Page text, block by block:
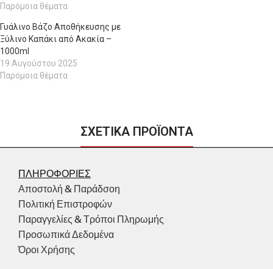
Παρόμοια θέματα
Γυάλινο Βάζο Αποθήκευσης με
Ξύλινο Καπάκι από Ακακία –
1000ml
19 Αυγούστου 2025
Παρόμοια θέματα
ΣΧΕΤΙΚΑ ΠΡΟΪΟΝΤΑ
ΠΛΗΡΟΦΟΡΙΕΣ
Αποστολή & Παράδσοη
Πολιτική Επιστροφών
Παραγγελίες & Τρόποι Πληρωμής
Προσωπικά Δεδομένα
Όροι Χρήσης